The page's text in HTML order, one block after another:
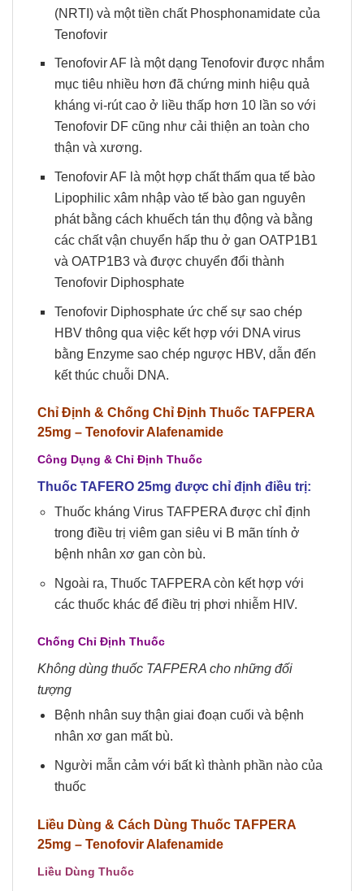
(NRTI) và một tiền chất Phosphonamidate của
Tenofovir
Tenofovir AF là một dạng Tenofovir được nhắm
mục tiêu nhiều hơn đã chứng minh hiệu quả
kháng vi-rút cao ở liều thấp hơn 10 lần so với
Tenofovir DF cũng như cải thiện an toàn cho
thận và xương.
Tenofovir AF là một hợp chất thấm qua tế bào
Lipophilic xâm nhập vào tế bào gan nguyên
phát bằng cách khuếch tán thụ động và bằng
các chất vận chuyển hấp thu ở gan OATP1B1
và OATP1B3 và được chuyển đổi thành
Tenofovir Diphosphate
Tenofovir Diphosphate ức chế sự sao chép
HBV thông qua việc kết hợp với DNA virus
bằng Enzyme sao chép ngược HBV, dẫn đến
kết thúc chuỗi DNA.
Chỉ Định & Chống Chỉ Định Thuốc TAFPERA
25mg – Tenofovir Alafenamide
Công Dụng & Chỉ Định Thuốc
Thuốc TAFERO 25mg được chỉ định điều trị:
Thuốc kháng Virus TAFPERA được chỉ định
trong điều trị viêm gan siêu vi B mãn tính ở
bệnh nhân xơ gan còn bù.
Ngoài ra, Thuốc TAFPERA còn kết hợp với
các thuốc khác để điều trị phơi nhiễm HIV.
Chống Chỉ Định Thuốc
Không dùng thuốc TAFPERA cho những đối
tượng
Bệnh nhân suy thận giai đoạn cuối và bệnh
nhân xơ gan mất bù.
Người mẫn cảm với bất kì thành phần nào của
thuốc
Liều Dùng & Cách Dùng Thuốc TAFPERA
25mg – Tenofovir Alafenamide
Liều Dùng Thuốc